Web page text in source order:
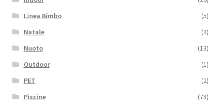
Linea Bimbo
(5)
Natale
(4)
Nuoto
(13)
Outdoor
(1)
PET
(2)
Piscine
(78)